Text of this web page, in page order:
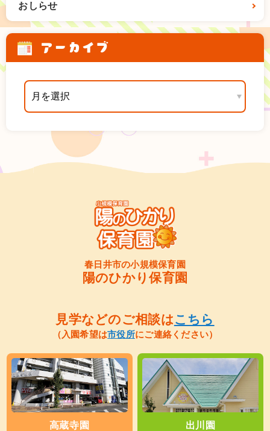
おしらせ
アーカイブ
春日井市の小規模保育園
陽のひかり保育園
見学などのご相談はこちら
（入園希望は市役所にご連絡ください）
高蔵寺園 出川園